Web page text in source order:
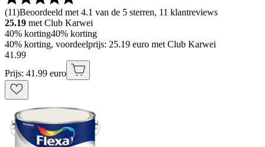
(11)Beoordeeld met 4.1 van de 5 sterren, 11 klantreviews
25.19 met Club Karwei
40% korting40% korting
40% korting, voordeelprijs: 25.19 euro met Club Karwei
41 .99
Prijs: 41.99 euro